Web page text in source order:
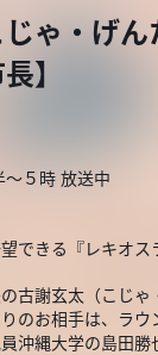
ゃ・げん
】
５時 放送中
できる『レキオス
古謝玄太（こじゃ
のお相手は、ラ
沖縄大学の島田勝